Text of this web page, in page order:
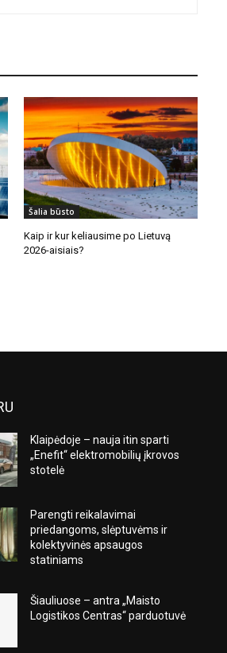
Šalia būsto
Kaip ir kur keliausime po Lietuvą
2026-aisiais?
Klaipėdoje – nauja itin sparti
„Enefit“ elektromobilių įkrovos
stotelė
Parengti reikalavimai
priedangoms, slėptuvėms ir
kolektyvinės apsaugos
statiniams
Šiauliuose – antra „Maisto
Logistikos Centras“ parduotuvė